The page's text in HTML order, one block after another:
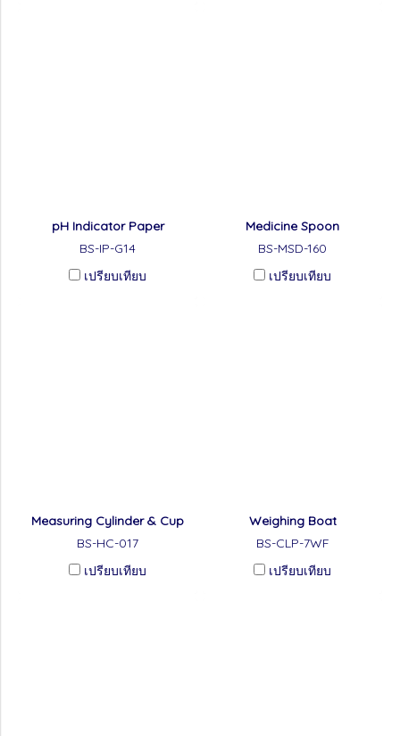
pH Indicator Paper
BS-IP-G14
เปรียบเทียบ
Medicine Spoon
BS-MSD-160
เปรียบเทียบ
Measuring Cylinder & Cup
BS-HC-017
เปรียบเทียบ
Weighing Boat
BS-CLP-7WF
เปรียบเทียบ